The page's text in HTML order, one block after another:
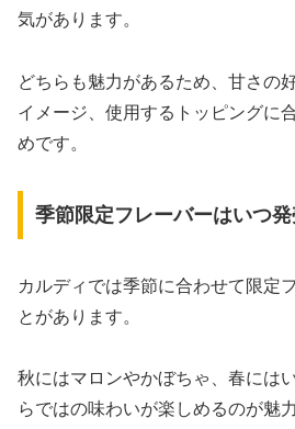
気があります。
どちらも魅力があるため、甘さの
イメージ、使用するトッピングに
めです。
季節限定フレーバーはいつ発
カルディでは季節に合わせて限定
とがあります。
秋にはマロンやかぼちゃ、春には
らではの味わいが楽しめるのが魅